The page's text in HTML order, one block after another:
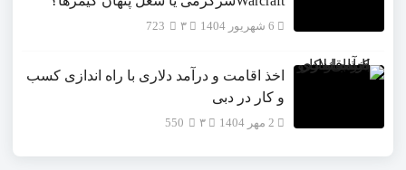
6 شهریور 1404 723
اخذ اقامت و درآمد دلاری با راه اندازی کسب
و کار در دبی
2 مهر 1404 550